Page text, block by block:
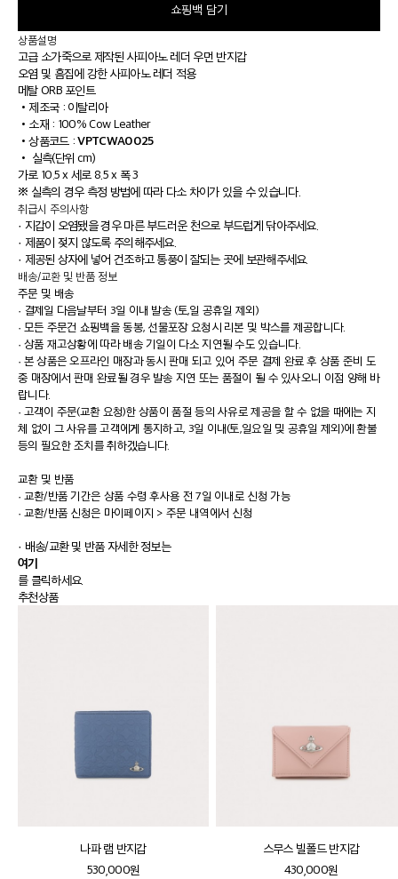
쇼핑백 담기
상품설명
고급 소가죽으로 제작된 사피아노 레더 우먼 반지갑
오염 및 흠집에 강한 사피아노 레더 적용
메탈 ORB 포인트
• 제조국 : 이탈리아
• 소재 : 100% Cow Leather
•상품코드 :VPTCWA0025
• 실측(단위 cm)
가로 10.5 x 세로 8.5 x 폭 3
※ 실측의 경우 측정 방법에 따라 다소 차이가 있을 수 있습니다.
취급시 주의사항
· 지갑이 오염됐을 경우 마른 부드러운 천으로 부드럽게 닦아주세요.
· 제품이 젖지 않도록 주의해주세요.
· 제공된 상자에 넣어 건조하고 통풍이 잘되는 곳에 보관해주세요.
배송/교환 및 반품 정보
주문 및 배송
· 결제일 다음날부터 3일 이내 발송 (토,일 공휴일 제외)
· 모든 주문건 쇼핑백을 동봉, 선물포장 요청시 리본 및 박스를 제공합니다.
· 상품 재고상황에 따라 배송 기일이 다소 지연될 수도 있습니다.
· 본 상품은 오프라인 매장과 동시 판매 되고 있어 주문 결제 완료 후 상품 준비 도
중 매장에서 판매 완료될 경우 발송 지연 또는 품절이 될 수 있사오니 이점 양해 바
랍니다.
· 고객이 주문(교환 요청)한 상품이 품절 등의 사유로 제공을 할 수 없을 때에는 지
체 없이 그 사유를 고객에게 통지하고, 3일 이내(토,일요일 및 공휴일 제외)에 환불
등의 필요한 조치를 취하겠습니다.
교환 및 반품
· 교환/반품 기간은 상품 수령 후사용 전 7일 이내로 신청 가능
· 교환/반품 신청은 마이페이지 > 주문 내역에서 신청
· 배송/교환 및 반품 자세한 정보는
여기
를 클릭하세요.
추천상품
나파 램 반지갑
530,000원
스무스 빌폴드 반지갑
430,000원